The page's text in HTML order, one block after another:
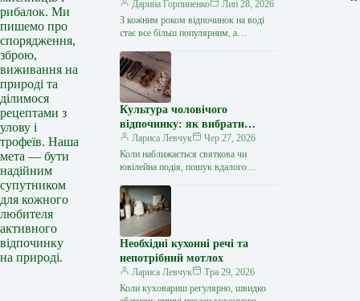
рибалок. Ми
пишемо про
спорядження,
зброю,
виживання на
природі та
ділимося
рецептами з
улову і
трофеїв. Наша
мета — бути
надійним
супутником
для кожного
любителя
активного
відпочинку
на природі.
«Либідь-А»: від теорії до
іспиту
Дарина Горпиненко
Лип 28, 2026
З кожним роком відпочинок на воді
стає все більш популярним, а
чи гідроциклом відкриває нові
горизонти…
Культура чоловічого
відпочинку: як вибрати
стильний та корисний
подарунок
Лариса Левчук
Чер 27, 2026
Коли наближається святкова чи
ювілейна подія, пошук вдалого
близької людини нерідко
перетворюється на складне завдання.
…
Необхідні кухонні речі та
непотрібний мотлох
Лариса Левчук
Тра 29, 2026
Коли куховариш регулярно, швидко